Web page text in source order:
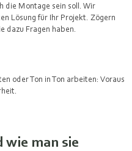
die Montage sein soll. Wir
Lösung für Ihr Projekt. Zögern
dazu Fragen haben.
oder Ton in Ton arbeiten: Voraus
wie man sie